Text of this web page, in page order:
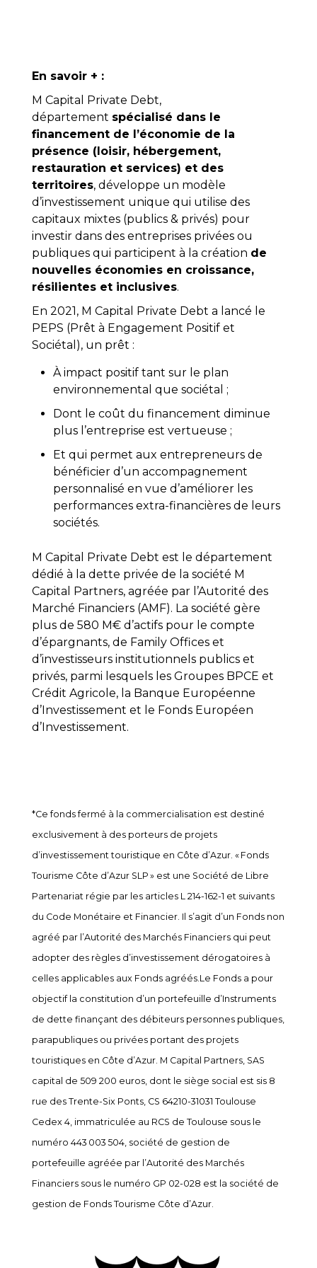
En savoir + :
M Capital Private Debt,
département spécialisé dans le
financement de l’économie de la
présence (loisir, hébergement,
restauration et services) et des
territoires, développe un modèle
d’investissement unique qui utilise des
capitaux mixtes (publics & privés) pour
investir dans des entreprises privées ou
publiques qui participent à la création de
nouvelles économies en croissance,
résilientes et inclusives.
En 2021, M Capital Private Debt a lancé le
PEPS (Prêt à Engagement Positif et
Sociétal), un prêt :
À impact positif tant sur le plan
environnemental que sociétal ;
Dont le coût du financement diminue
plus l’entreprise est vertueuse ;
Et qui permet aux entrepreneurs de
bénéficier d’un accompagnement
personnalisé en vue d’améliorer les
performances extra-financières de leurs
sociétés.
M Capital Private Debt est le département
dédié à la dette privée de la société M
Capital Partners, agréée par l’Autorité des
Marché Financiers (AMF). La société gère
plus de 580 M€ d’actifs pour le compte
d’épargnants, de Family Offices et
d’investisseurs institutionnels publics et
privés, parmi lesquels les Groupes BPCE et
Crédit Agricole, la Banque Européenne
d’Investissement et le Fonds Européen
d’Investissement.
*Ce fonds fermé à la commercialisation est destiné
exclusivement à des porteurs de projets
d’investissement touristique en Côte d’Azur. « Fonds
Tourisme Côte d’Azur SLP » est une Société de Libre
Partenariat régie par les articles L 214-162-1 et suivants
du Code Monétaire et Financier. Il s’agit d’un Fonds non
agréé par l’Autorité des Marchés Financiers qui peut
adopter des règles d’investissement dérogatoires à
celles applicables aux Fonds agréés. Le Fonds a pour
objectif la constitution d’un portefeuille d’Instruments
de dette finançant des débiteurs personnes publiques,
parapubliques ou privées portant des projets
touristiques en Côte d’Azur. M Capital Partners, SAS
capital de 509 200 euros, dont le siège social est sis 8
rue des Trente-Six Ponts, CS 64210-31031 Toulouse
Cedex 4, immatriculée au RCS de Toulouse sous le
numéro 443 003 504, société de gestion de
portefeuille agréée par l’Autorité des Marchés
Financiers sous le numéro GP 02-028 est la société de
gestion de Fonds Tourisme Côte d’Azur.